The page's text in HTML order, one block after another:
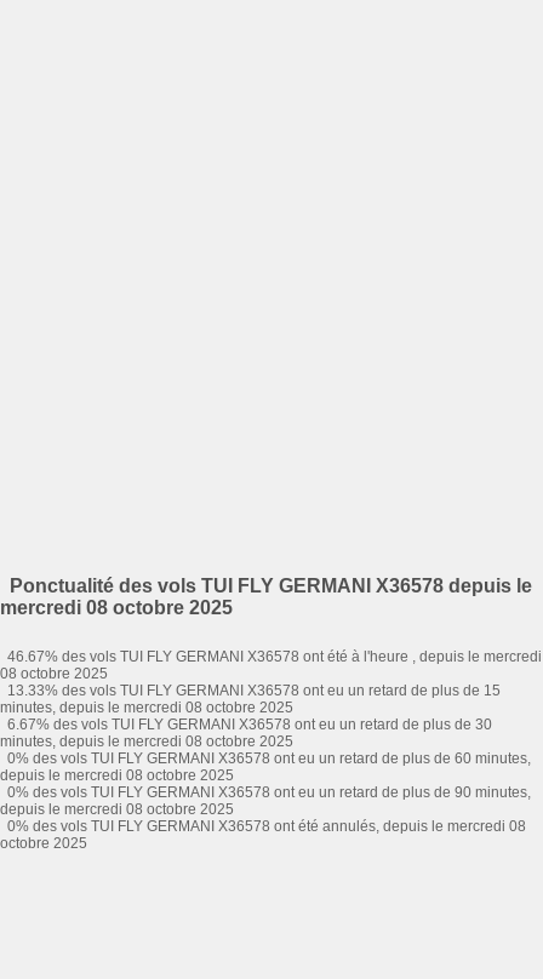
Ponctualité des vols TUI FLY GERMANI X36578 depuis le
mercredi 08 octobre 2025
46.67% des vols TUI FLY GERMANI X36578 ont été à l'heure , depuis le mercredi
08 octobre 2025
13.33% des vols TUI FLY GERMANI X36578 ont eu un retard de plus de 15
minutes, depuis le mercredi 08 octobre 2025
6.67% des vols TUI FLY GERMANI X36578 ont eu un retard de plus de 30
minutes, depuis le mercredi 08 octobre 2025
0% des vols TUI FLY GERMANI X36578 ont eu un retard de plus de 60 minutes,
depuis le mercredi 08 octobre 2025
0% des vols TUI FLY GERMANI X36578 ont eu un retard de plus de 90 minutes,
depuis le mercredi 08 octobre 2025
0% des vols TUI FLY GERMANI X36578 ont été annulés, depuis le mercredi 08
octobre 2025